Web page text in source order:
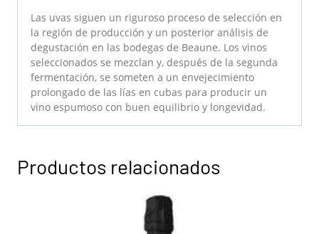
Las uvas siguen un riguroso proceso de selección en
la región de producción y un posterior análisis de
degustación en las bodegas de Beaune. Los vinos
seleccionados se mezclan y, después de la segunda
fermentación, se someten a un envejecimiento
prolongado de las lías en cubas para producir un
vino espumoso con buen equilibrio y longevidad.
Productos relacionados